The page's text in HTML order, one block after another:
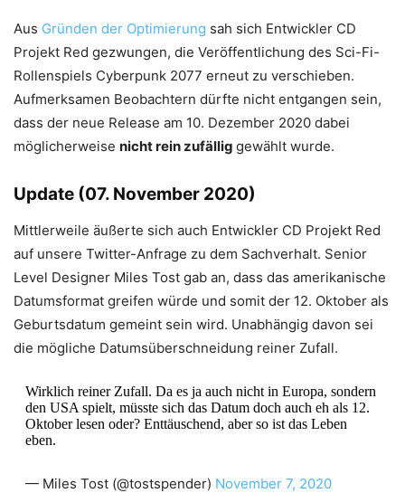
Aus Gründen der Optimierung sah sich Entwickler CD
Projekt Red gezwungen, die Veröffentlichung des Sci-Fi-
Rollenspiels Cyberpunk 2077 erneut zu verschieben.
Aufmerksamen Beobachtern dürfte nicht entgangen sein,
dass der neue Release am 10. Dezember 2020 dabei
möglicherweise nicht rein zufällig gewählt wurde.
Update (07. November 2020)
Mittlerweile äußerte sich auch Entwickler CD Projekt Red
auf unsere Twitter-Anfrage zu dem Sachverhalt. Senior
Level Designer Miles Tost gab an, dass das amerikanische
Datumsformat greifen würde und somit der 12. Oktober als
Geburtsdatum gemeint sein wird. Unabhängig davon sei
die mögliche Datumsüberschneidung reiner Zufall.
Wirklich reiner Zufall. Da es ja auch nicht in Europa, sondern
den USA spielt, müsste sich das Datum doch auch eh als 12.
Oktober lesen oder? Enttäuschend, aber so ist das Leben
eben.
— Miles Tost (@tostspender) November 7, 2020